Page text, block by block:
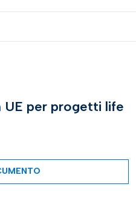
UE per progetti life